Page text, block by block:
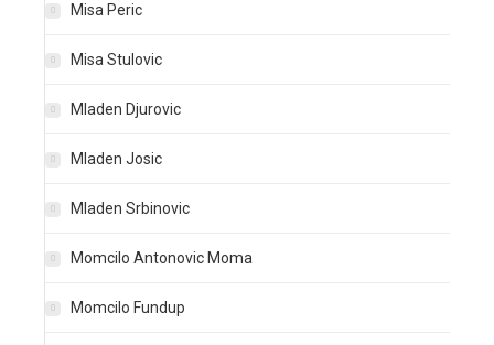
Misa Peric
Misa Stulovic
Mladen Djurovic
Mladen Josic
Mladen Srbinovic
Momcilo Antonovic Moma
Momcilo Fundup